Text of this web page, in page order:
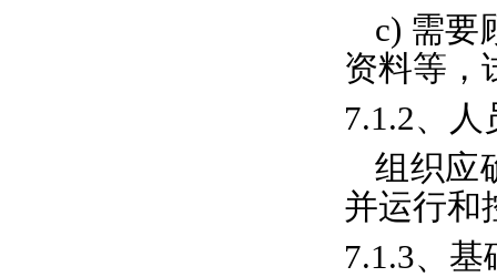
c) 需要
资料等，
7.1.2、人
组织应
并运行和
7.1.3、基